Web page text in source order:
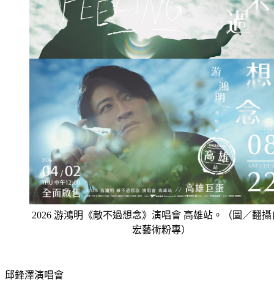
2026 游鴻明《敵不過想念》演唱會 高雄站。（圖／翻